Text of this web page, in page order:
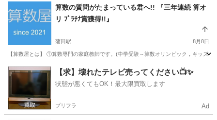
東京 江東区 豊洲駅 家庭教師 算数
算数の質問がたまっている君へ!! 『三年連続 算オ
リ ﾌﾟﾗﾁﾅ賞獲得!!』
蒲田駅 8月8日
【算数屋とは】 ①算数専門の家庭教師です。(中学受験～算数オリンピック，キッズ
東京 大田区 蒲田駅 家庭教師 算数
【求】壊れたテレビ売ってください📺✨
状態が悪くてもOK！最大限買取します
プリフラ Ad